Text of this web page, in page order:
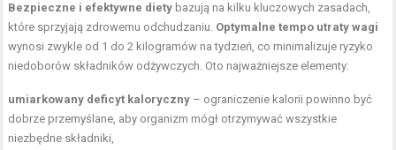
Bezpieczne i efektywne diety bazują na kilku kluczowych zasadach,
które sprzyjają zdrowemu odchudzaniu. Optymalne tempo utraty wagi
wynosi zwykle od 1 do 2 kilogramów na tydzień, co minimalizuje ryzyko
niedoborów składników odżywczych. Oto najważniejsze elementy:
umiarkowany deficyt kaloryczny – ograniczenie kalorii powinno być
dobrze przemyślane, aby organizm mógł otrzymywać wszystkie
niezbędne składniki,